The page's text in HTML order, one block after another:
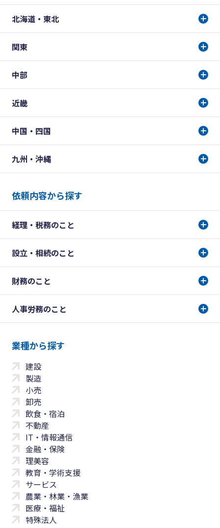
北海道・東北
関東
中部
近畿
中国・四国
九州・沖縄
依頼内容から探す
経理・税務のこと
設立・相続のこと
財務のこと
人事労務のこと
業種から探す
建設
製造
小売
卸売
飲食・宿泊
不動産
IT・情報通信
金融・保険
理美容
教育・学術支援
サービス
農業・林業・漁業
医療・福祉
特殊法人